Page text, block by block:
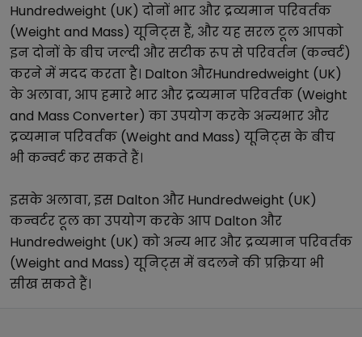
Hundredweight (UK) दोनों भार और द्रव्यमान परिवर्तक
(Weight and Mass) यूनिट्स हैं, और यह सरल टूल आपको
इन दोनों के बीच जल्दी और सटीक रूप से परिवर्तन (कन्वर्ट)
करने में मदद करता है। Dalton औरHundredweight (UK)
के अलावा, आप हमारे भार और द्रव्यमान परिवर्तक (Weight
and Mass Converter) का उपयोग करके अन्यभार और
द्रव्यमान परिवर्तक (Weight and Mass) यूनिट्स के बीच
भी कन्वर्ट कर सकते हैं।
इसके अलावा, इस Dalton और Hundredweight (UK)
कन्वर्टर टूल का उपयोग करके आप Dalton और
Hundredweight (UK) को अन्य भार और द्रव्यमान परिवर्तक
(Weight and Mass) यूनिट्स में बदलने की प्रक्रिया भी
सीख सकते हैं।